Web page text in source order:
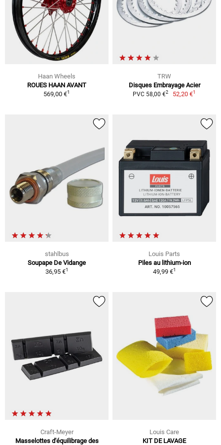
Haan Wheels
ROUES HAAN AVANT
569,00 €1
TRW
Disques Embrayage Acier
PVC 58,00 €2 52,20 €1
stahlbus
Soupape De Vidange
36,95 €1
Louis Parts
Piles au lithium-ion
49,99 €1
Craft-Meyer
Masselottes d'équilibrage des
Louis Care
KIT DE LAVAGE